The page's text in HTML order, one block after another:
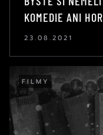
KOMEDIE ANI
23.08.2021
FILMY